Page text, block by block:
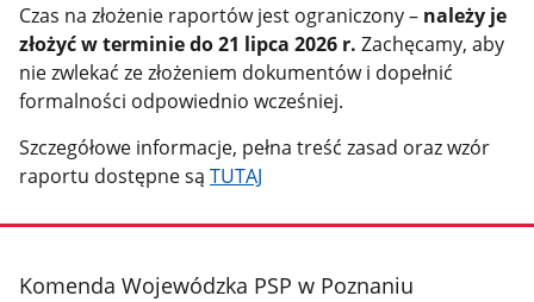
Czas na złożenie raportów jest ograniczony – należy je
złożyć w terminie do 21 lipca 2026 r. Zachęcamy, aby
nie zwlekać ze złożeniem dokumentów i dopełnić
formalności odpowiednio wcześniej.
Szczegółowe informacje, pełna treść zasad oraz wzór
raportu dostępne sąTUTAJ
stopka
Komenda Wojewódzka PSP w Poznaniu